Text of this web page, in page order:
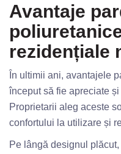
Avantaje
rezidențiale
În ultimii ani, avantajele
început să fie apreciate
Proprietarii aleg aceste
confortului la utilizare și
Pe lângă designul